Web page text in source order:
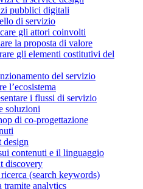
pubblici digitali
di servizio
gli attori coinvolti
la proposta di valore
gli elementi costitutivi del
del servizio
l’ecosistema
i flussi di servizio
soluzioni
di co-progettazione
design
contenuti e il linguaggio
discovery
(search keywords)
tramite analytics